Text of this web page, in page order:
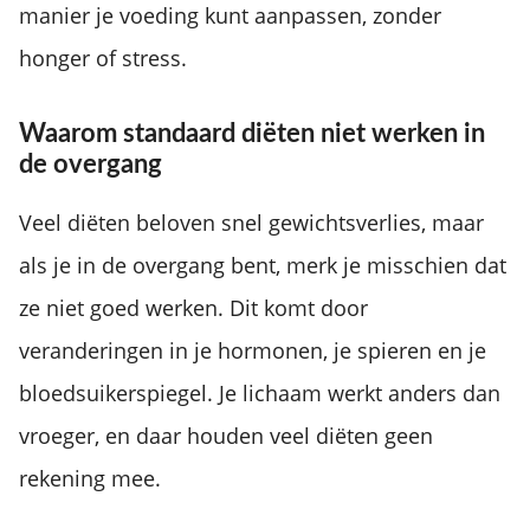
manier je voeding kunt aanpassen, zonder
honger of stress.
Waarom standaard diëten niet werken in
de overgang
Veel diëten beloven snel gewichtsverlies, maar
als je in de overgang bent, merk je misschien dat
ze niet goed werken. Dit komt door
veranderingen in je hormonen, je spieren en je
bloedsuikerspiegel. Je lichaam werkt anders dan
vroeger, en daar houden veel diëten geen
rekening mee.